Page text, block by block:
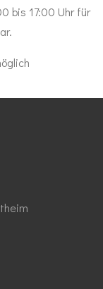
bis 17:00 Uhr für